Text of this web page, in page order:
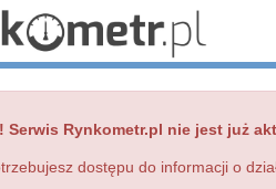
Serwis Rynkometr.pl nie jest już
dostępu do informacji o